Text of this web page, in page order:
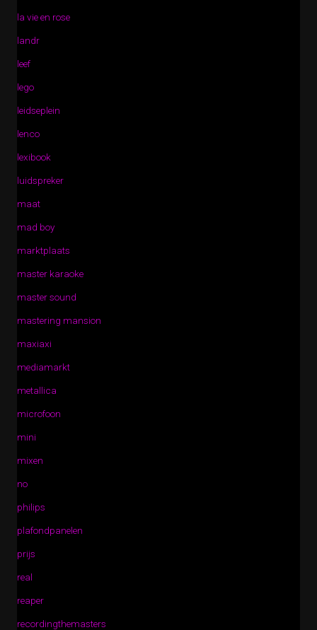
la vie en rose
landr
leef
lego
leidseplein
lenco
lexibook
luidspreker
maat
mad boy
marktplaats
master karaoke
master sound
mastering mansion
maxiaxi
mediamarkt
metallica
microfoon
mini
mixen
no
philips
plafondpanelen
prijs
real
reaper
recordingthemasters